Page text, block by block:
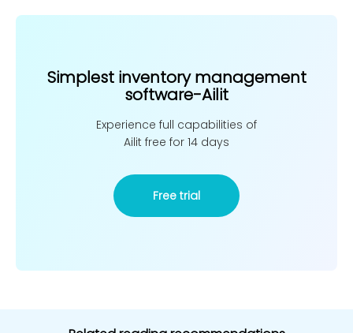
Simplest inventory management
software-Ailit
Experience full capabilities of
Ailit free for 14 days
Free trial